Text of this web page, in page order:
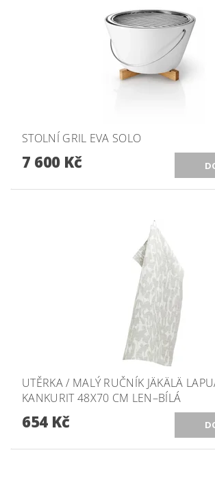
STOLNÍ GRIL EVA SOLO
7 600 Kč
UTĚRKA / MALÝ RUČNÍK JÄKÄLÄ
KANKURIT 48X70 CM LEN–BÍLÁ
654 Kč